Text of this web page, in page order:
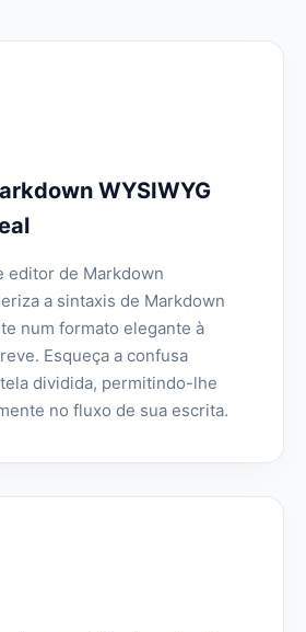
WYSIWYG
editor de Markdown
a sintaxis de Markdown
num formato elegante à
Esqueça a confusa
dividida, permitindo-lhe
no fluxo de sua escrita.